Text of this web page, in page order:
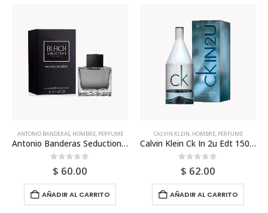
ANTONIO BANDERAS, HOMBRE, PERFUME
Antonio Banderas Seduction In Black Edt 200ml Para Hombre
0out of 5
$ 60.00
AÑADIR AL CARRITO
CALVIN KLEIN HOMBRE, PERFUME
Calvin Klein Ck In 2u Edt 150ml Para Hombre
0out of 5
$ 62.00
AÑADIR AL CARRITO